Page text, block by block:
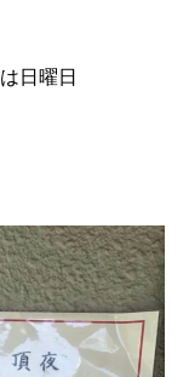
日曜日